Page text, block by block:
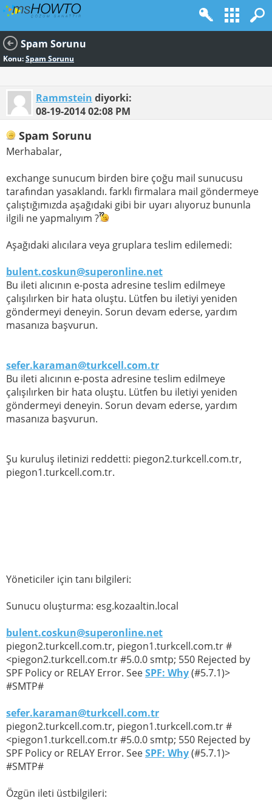
Spam Sorunu
Konu:Spam Sorunu
Rammstein diyorki:
08-19-201402:08 PM
Spam Sorunu
Merhabalar,
exchange sunucum birden bire çoğu mail sunucusu
tarafından yasaklandı. farklı firmalara mail göndermeye
çalıştığımızda aşağıdaki gibi bir uyarı alıyoruz bununla
ilgili ne yapmalıyım ?
Aşağıdaki alıcılara veya gruplara teslim edilemedi:
bulent.coskun@superonline.net
Bu ileti alıcının e-posta adresine teslim edilmeye
çalışılırken bir hata oluştu. Lütfen bu iletiyi yeniden
göndermeyi deneyin. Sorun devam ederse, yardım
masanıza başvurun.
sefer.karaman@turkcell.com.tr
Bu ileti alıcının e-posta adresine teslim edilmeye
çalışılırken bir hata oluştu. Lütfen bu iletiyi yeniden
göndermeyi deneyin. Sorun devam ederse, yardım
masanıza başvurun.
Şu kuruluş iletinizi reddetti: piegon2.turkcell.com.tr,
piegon1.turkcell.com.tr.
Yöneticiler için tanı bilgileri:
Sunucu oluşturma: esg.kozaaltin.local
bulent.coskun@superonline.net
piegon2.turkcell.com.tr, piegon1.turkcell.com.tr #
<piegon2.turkcell.com.tr #5.0.0 smtp; 550 Rejected by
SPF Policy or RELAY Error. SeeSPF: Why(#5.7.1)>
#SMTP#
sefer.karaman@turkcell.com.tr
piegon2.turkcell.com.tr, piegon1.turkcell.com.tr #
<piegon1.turkcell.com.tr #5.0.0 smtp; 550 Rejected by
SPF Policy or RELAY Error. SeeSPF: Why(#5.7.1)>
#SMTP#
Özgün ileti üstbilgileri: